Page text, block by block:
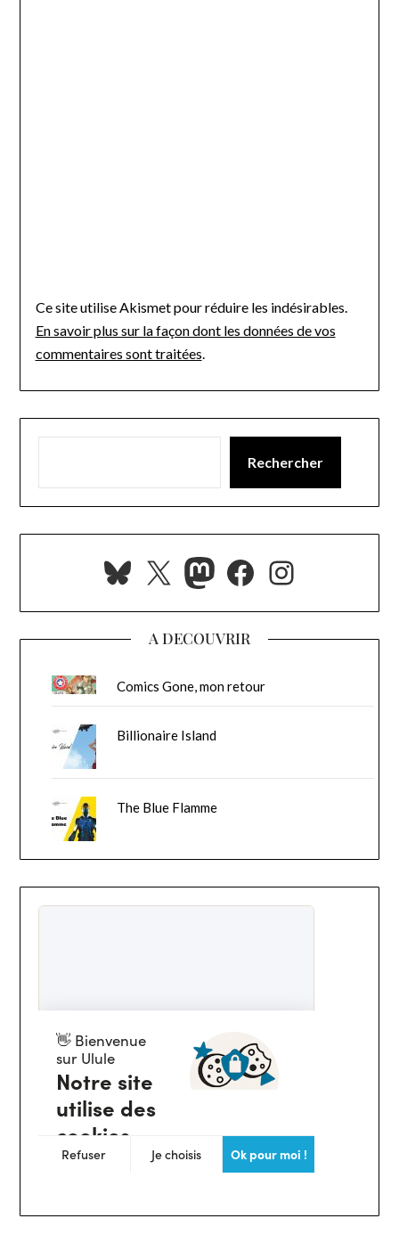
Ce site utilise Akismet pour réduire les indésirables.
En savoir plus sur la façon dont les données de vos
commentaires sont traitées
Rechercher
Bluesky
X Mastodon
Facebook
A DECOUVRIR
Comics Gone, mon retour
Billionaire Island
The Blue Flamme